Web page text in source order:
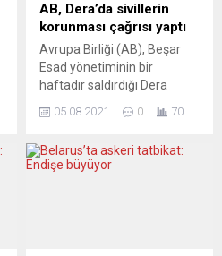
AB, Dera’da sivillerin
korunması çağrısı yaptı
Avrupa Birliği (AB), Beşar
Esad yönetiminin bir
haftadır saldırdığı Dera
ve siyasi çözümün yol
çağrısında bulundu. AB Dış
İlişkiler ve Güvenlik Politikası
05.08.2021 0 70